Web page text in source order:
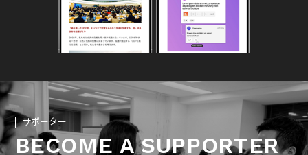
サポーター
BECOME A SUPPORTER